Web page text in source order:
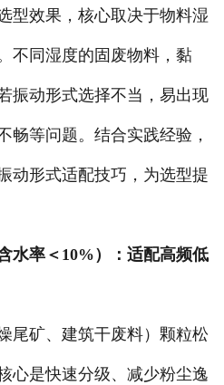
型效果，核心取决于物料湿
不同湿度的固废物料，黏
振动形式选择不当，易出现
畅等问题。结合实践经验，
动形式适配技巧，为选型提
水率＜10%）：适配高频低
矿、建筑干废料）颗粒松
心是快速分级、减少粉尘逸